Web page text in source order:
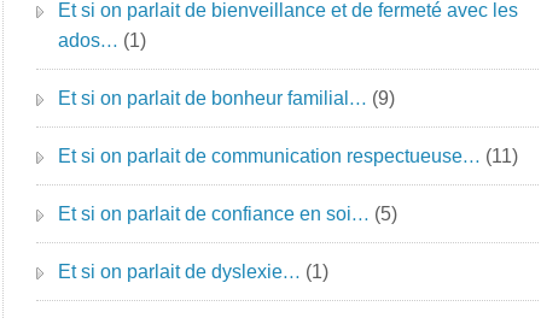
Et si on parlait de bienveillance et de fermeté avec les
ados… (1)
Et si on parlait de bonheur familial… (9)
Et si on parlait de communication respectueuse… (11)
Et si on parlait de confiance en soi… (5)
Et si on parlait de dyslexie… (1)